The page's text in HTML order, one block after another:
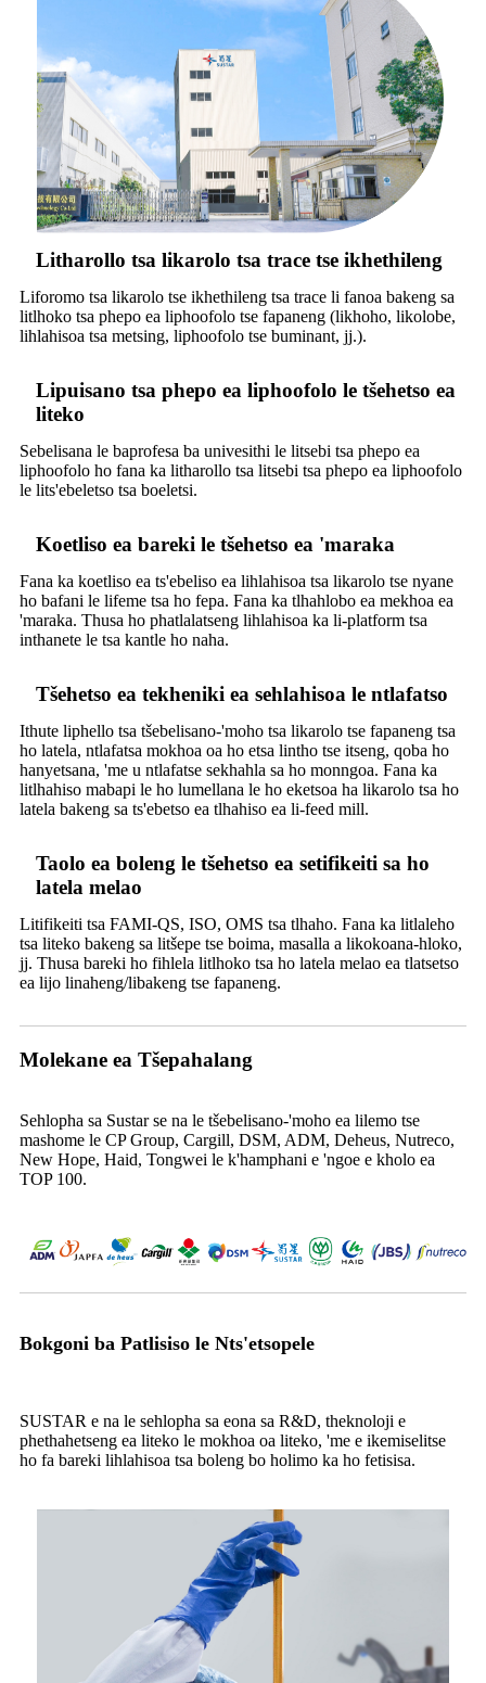
Litharollo tsa likarolo tsa trace tse ikhethileng
Liforomo tsa likarolo tse ikhethileng tsa trace li fanoa bakeng sa
litlhoko tsa phepo ea liphoofolo tse fapaneng (likhoho, likolobe,
lihlahisoa tsa metsing, liphoofolo tse buminant, jj.).
Lipuisano tsa phepo ea liphoofolo le tšehetso ea
liteko
Sebelisana le baprofesa ba univesithi le litsebi tsa phepo ea
liphoofolo ho fana ka litharollo tsa litsebi tsa phepo ea liphoofolo
le lits'ebeletso tsa boeletsi.
Koetliso ea bareki le tšehetso ea 'maraka
Fana ka koetliso ea ts'ebeliso ea lihlahisoa tsa likarolo tse nyane
ho bafani le lifeme tsa ho fepa. Fana ka tlhahlobo ea mekhoa ea
'maraka. Thusa ho phatlalatseng lihlahisoa ka li-platform tsa
inthanete le tsa kantle ho naha.
Tšehetso ea tekheniki ea sehlahisoa le ntlafatso
Ithute liphello tsa tšebelisano-'moho tsa likarolo tse fapaneng tsa
ho latela, ntlafatsa mokhoa oa ho etsa lintho tse itseng, qoba ho
hanyetsana, 'me u ntlafatse sekhahla sa ho monngoa. Fana ka
litlhahiso mabapi le ho lumellana le ho eketsoa ha likarolo tsa ho
latela bakeng sa ts'ebetso ea tlhahiso ea li-feed mill.
Taolo ea boleng le tšehetso ea setifikeiti sa ho
latela melao
Litifikeiti tsa FAMI-QS, ISO, OMS tsa tlhaho. Fana ka litlaleho
tsa liteko bakeng sa litšepe tse boima, masalla a likokoana-hloko,
jj. Thusa bareki ho fihlela litlhoko tsa ho latela melao ea tlatsetso
ea lijo linaheng/libakeng tse fapaneng.
Molekane ea Tšepahalang
Sehlopha sa Sustar se na le tšebelisano-'moho ea lilemo tse
mashome le CP Group, Cargill, DSM, ADM, Deheus, Nutreco,
New Hope, Haid, Tongwei le k'hamphani e 'ngoe e kholo ea
TOP 100.
Bokgoni ba Patlisiso le Nts'etsopele
SUSTAR e na le sehlopha sa eona sa R&D, theknoloji e
phethahetseng ea liteko le mokhoa oa liteko, 'me e ikemiselitse
ho fa bareki lihlahisoa tsa boleng bo holimo ka ho fetisisa.